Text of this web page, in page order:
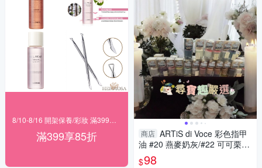
滿399享85折 商店 ARTiS di Voce 彩色指甲
油 #20 燕麥奶灰/#22 可可栗子/
#23 復古豆沙/#24 溫柔沙丘/#2
5 風的呢喃/#26 知性女
$98